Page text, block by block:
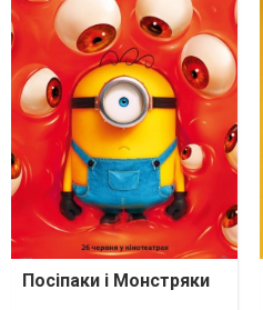
Посіпаки і Монстряки